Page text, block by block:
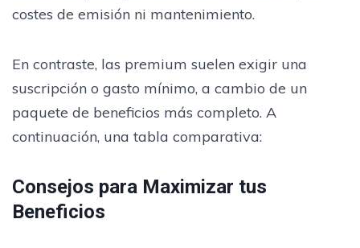
costes de emisión ni mantenimiento.
En contraste, las premium suelen exigir una
suscripción o gasto mínimo, a cambio de un
paquete de beneficios más completo. A
continuación, una tabla comparativa:
Consejos para Maximizar tus
Beneficios